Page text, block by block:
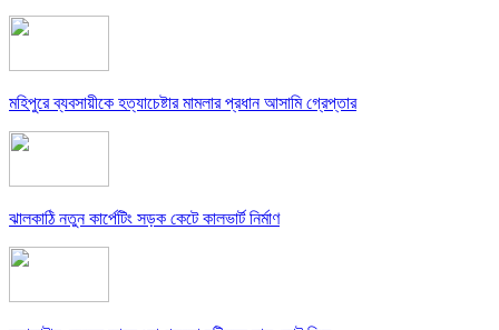
মহিপুরে ব্যবসায়ীকে হত্যাচেষ্টার মামলার প্রধান আসামি গ্রেপ্তার
ঝালকাঠি নতুন কার্পেটিং সড়ক কেটে কালভার্ট নির্মাণ